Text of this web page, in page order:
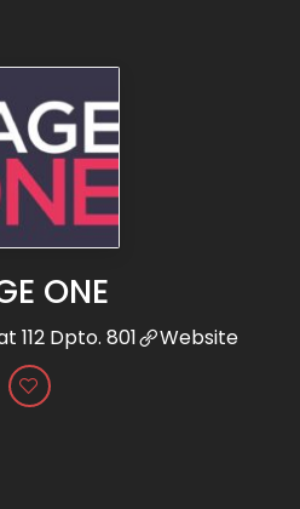
ONE
112 Dpto. 801 Website